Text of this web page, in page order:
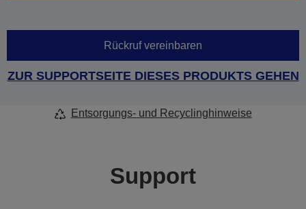
Rückruf vereinbaren
ZUR SUPPORTSEITE DIESES PRODUKTS GEHEN
Entsorgungs- und Recyclinghinweise
Support